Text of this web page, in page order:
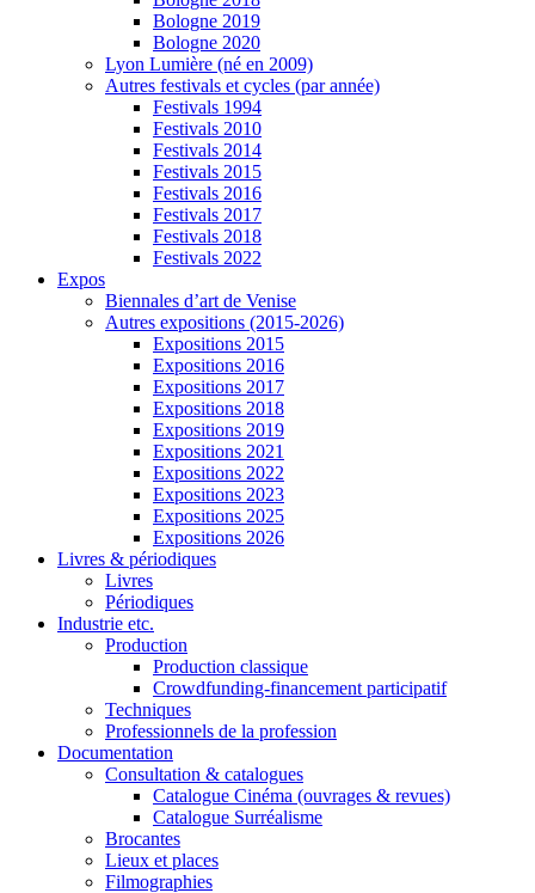
Bologne 2019
Bologne 2020
Lyon Lumière (né en 2009)
Autres festivals et cycles (par année)
Festivals 1994
Festivals 2010
Festivals 2014
Festivals 2015
Festivals 2016
Festivals 2017
Festivals 2018
Festivals 2022
Expos
Biennales d’art de Venise
Autres expositions (2015-2026)
Expositions 2015
Expositions 2016
Expositions 2017
Expositions 2018
Expositions 2019
Expositions 2021
Expositions 2022
Expositions 2023
Expositions 2025
Expositions 2026
Livres & périodiques
Livres
Périodiques
Industrie etc.
Production
Production classique
Crowdfunding-financement participatif
Techniques
Professionnels de la profession
Documentation
Consultation & catalogues
Catalogue Cinéma (ouvrages & revues)
Catalogue Surréalisme
Brocantes
Lieux et places
Filmographies